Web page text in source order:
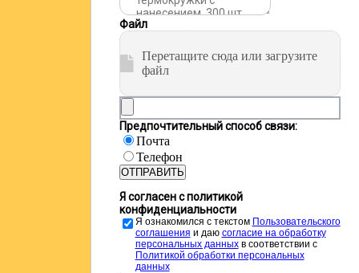
Файл
Перетащите сюда или загрузите
файл
Предпочтительный способ связи:
Почта
Телефон
ОТПРАВИТЬ
Я согласен с политикой
конфиденциальности
Я ознакомился с текстом Пользовательского
соглашения и даю cогласие на обработку
персональных данныхв соответствии с
Политикой обработки персональных
данных